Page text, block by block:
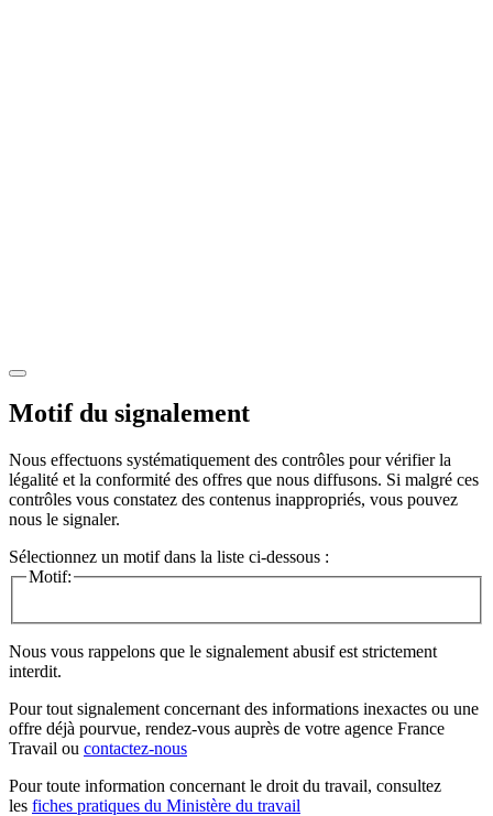
Motif du signalement
Nous effectuons systématiquement des contrôles pour vérifier la
légalité et la conformité des offres que nous diffusons. Si malgré ces
contrôles vous constatez des contenus inappropriés, vous pouvez
nous le signaler.
Sélectionnez un motif dans la liste ci-dessous :
Motif:
Nous vous rappelons que le signalement abusif est strictement
interdit.
Pour tout signalement concernant des informations inexactes ou une
offre déjà pourvue, rendez-vous auprès de votre agence France
Travail ou contactez-nous
Pour toute information concernant le droit du travail, consultez
les fiches pratiques du Ministère du travail